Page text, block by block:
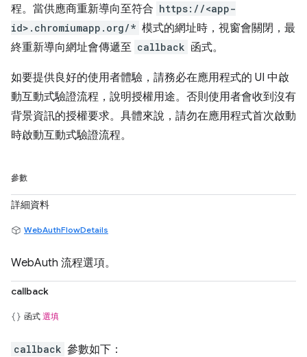
程。當供應商重新導向至符合 https://<app-
id>.chromiumapp.org/* 模式的網址時，視窗會關閉，最
終重新導向網址會傳遞至 callback 函式。
如要提供良好的使用者體驗，請務必在應用程式的 UI 中啟
動互動式驗證流程，說明授權用途。否則使用者會收到沒有
背景資訊的授權要求。具體來說，請勿在應用程式首次啟動
時啟動互動式驗證流程。
參數
詳細資料
WebAuthFlowDetails
WebAuth 流程選項。
callback
函式 選填
callback 參數如下：